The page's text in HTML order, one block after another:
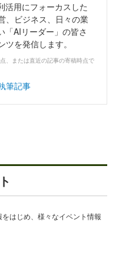
活用にフォーカスした
、ビジネス、日々の業
「AIリーダー」の皆さ
ツを発信します。
、または直近の記事の寄稿時点で
筆記事
はじめ、様々なイベント情報